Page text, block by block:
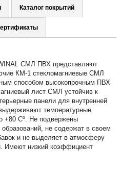
Каталог покрытий
СМЛ ПВХ представляют
КМ-1 стекломагниевые СМЛ
способом высокопрочным ПВХ
лист СМЛ устойчив к
панели для внутренней
температурные
+80 Сº. Не подвержены
не содержат в своем
и не выделяет в атмосферу
Имеют низкий коэффициент